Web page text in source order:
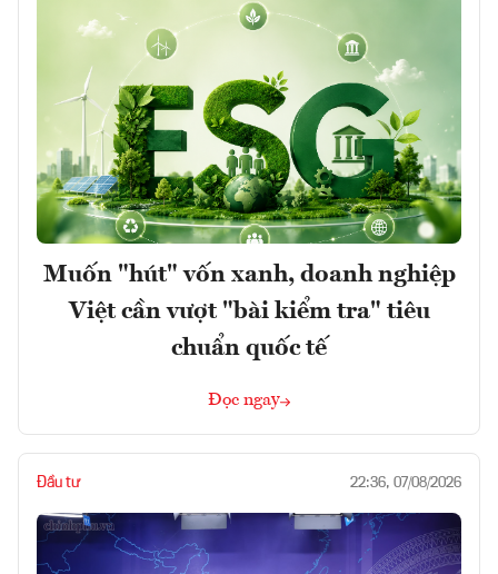
Muốn "hút" vốn xanh, doanh nghiệp
Việt cần vượt "bài kiểm tra" tiêu
chuẩn quốc tế
Đọc ngay
Đầu tư 22:36, 07/08/2026